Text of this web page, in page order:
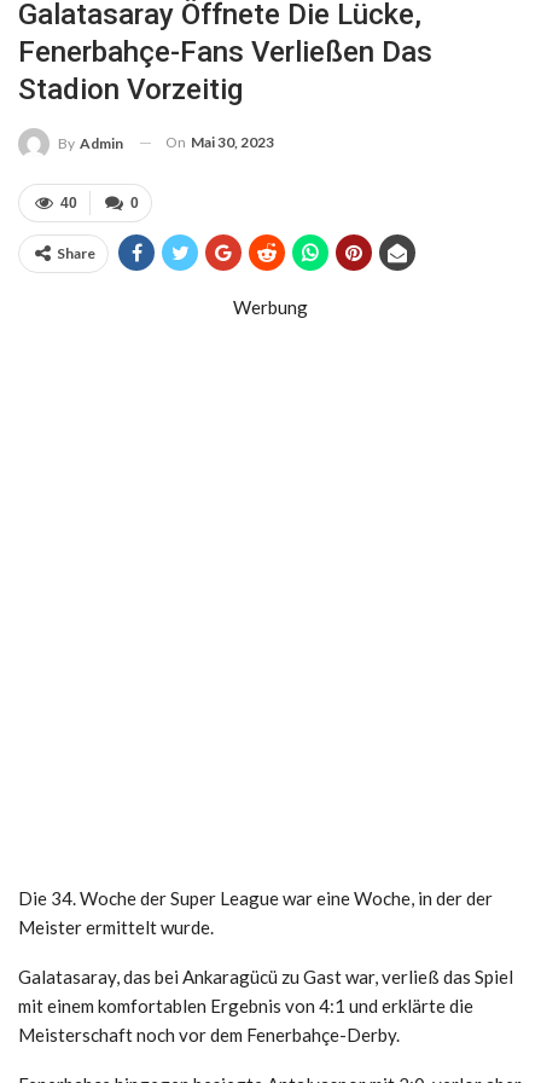
Galatasaray Öffnete Die Lücke,
Fenerbahçe-Fans Verließen Das
Stadion Vorzeitig
By Admin On Mai 30, 2023
0
40
Share
Werbung
Die 34. Woche der Super League war eine Woche, in der der
Meister ermittelt wurde.
Galatasaray, das bei Ankaragücü zu Gast war, verließ das Spiel
mit einem komfortablen Ergebnis von 4:1 und erklärte die
Meisterschaft noch vor dem Fenerbahçe-Derby.